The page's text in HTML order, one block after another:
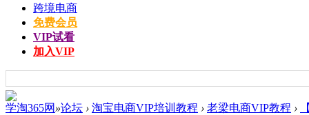
跨境电商
免费会员
VIP试看
加入VIP
学淘365网 »论坛 › 淘宝电商VIP培训教程 › 老梁电商VIP教程 ›